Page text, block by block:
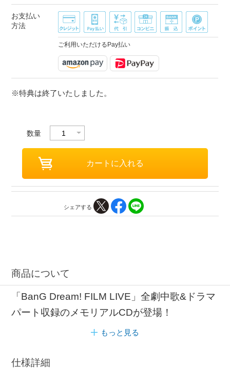
お支払い
方法
ご利用いただけるPay払い
※特典は終了いたしました。
数量
シェアする
商品について
「BanG Dream! FILM LIVE」全劇中歌&ドラマ
パート収録のメモリアルCDが登場！
もっと見る
仕様詳細